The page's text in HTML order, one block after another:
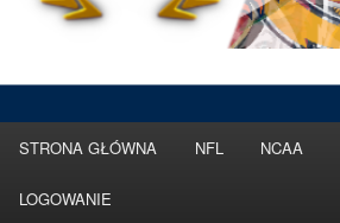
Przeskocz
do
STRONA GŁÓWNA NFL NCAA
LOGOWANIE